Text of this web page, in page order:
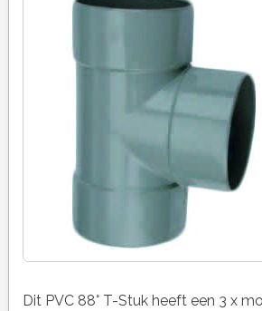
Dit PVC 88° T-Stuk heeft een 3 x